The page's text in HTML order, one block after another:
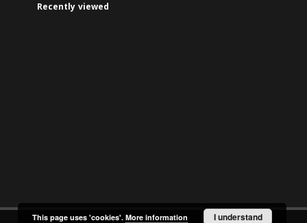
Recently viewed
This page uses 'cookies'. More information I understand